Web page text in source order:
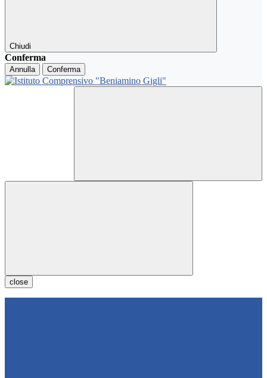
Chiudi
Conferma
Annulla Conferma
close